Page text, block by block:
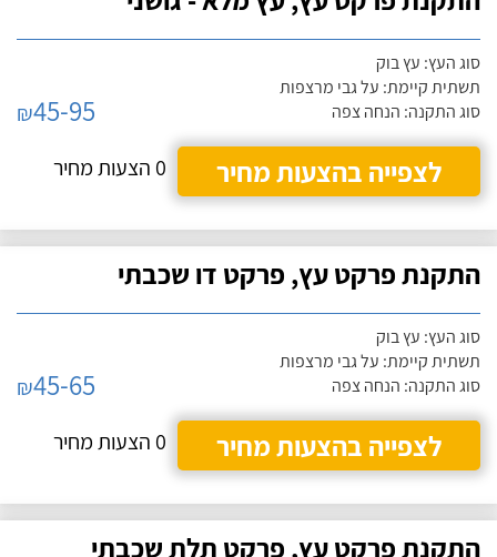
סוג העץ: עץ בוק
תשתית קיימת: על גבי מרצפות
סוג התקנה: הנחה צפה
₪45-95
לצפייה בהצעות מחיר
0 הצעות מחיר
התקנת פרקט עץ, פרקט דו שכבתי
סוג העץ: עץ בוק
תשתית קיימת: על גבי מרצפות
סוג התקנה: הנחה צפה
₪45-65
לצפייה בהצעות מחיר
0 הצעות מחיר
התקנת פרקט עץ, פרקט תלת שכבתי